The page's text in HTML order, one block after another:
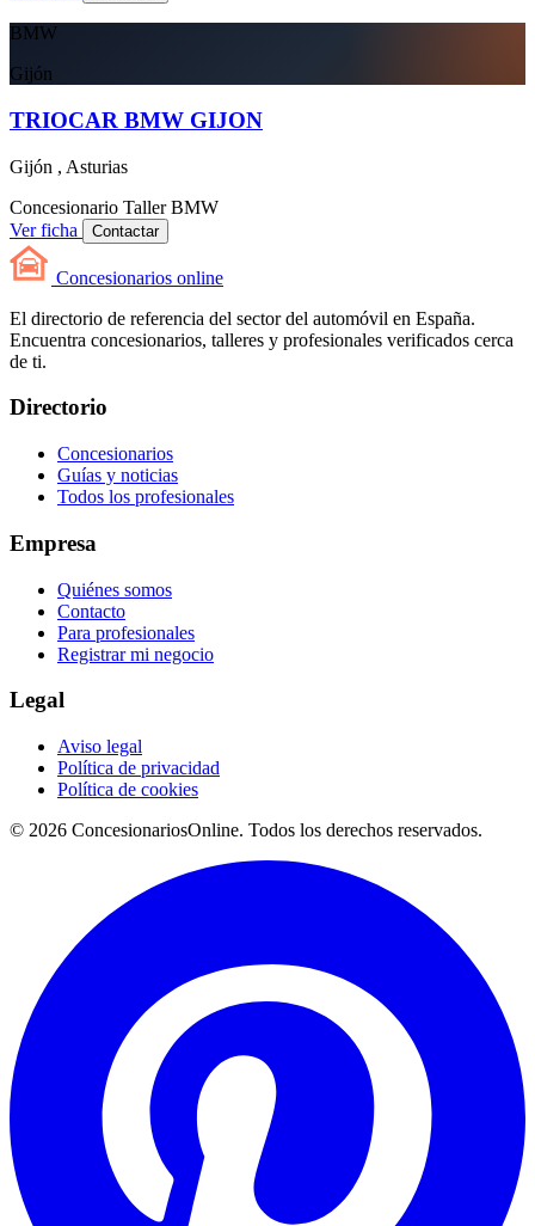
BMW
Gijón
TRIOCAR BMW GIJON
Gijón , Asturias
Concesionario Taller BMW
Ver ficha
Contactar
Concesionarios online
El directorio de referencia del sector del automóvil en España.
Encuentra concesionarios, talleres y profesionales verificados cerca
de ti.
Directorio
Concesionarios
Guías y noticias
Todos los profesionales
Empresa
Quiénes somos
Contacto
Para profesionales
Registrar mi negocio
Legal
Aviso legal
Política de privacidad
Política de cookies
© 2026 ConcesionariosOnline. Todos los derechos reservados.